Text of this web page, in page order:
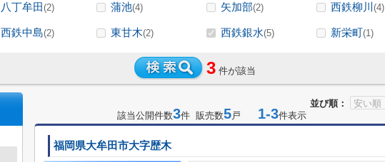
八丁牟田(2) 蒲池(4) 矢加部(2) 西鉄柳川 (4)
西鉄中島(2) 東甘木(2) 西鉄銀水(5) 新栄町(1)
3 件が該当
並び順：
該当公開件数3件 販売数5戸 1-3件表示
福岡県大牟田市大字歴木